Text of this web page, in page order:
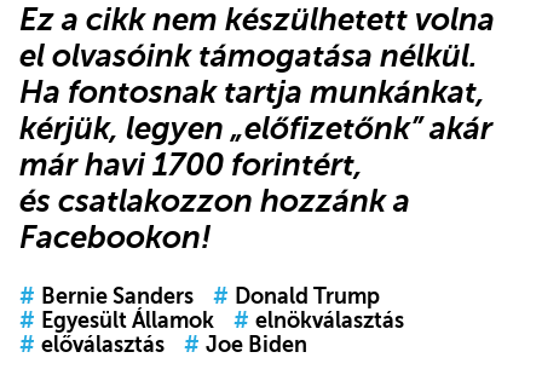
Ez a cikk nem készülhetett volna
el olvasóink támogatása nélkül.
Ha fontosnak tartja munkánkat,
kérjük, legyen „előfizetőnk”akár
már havi 1700 forintért,
és csatlakozzon hozzánk a
Facebookon!
# Bernie Sanders # Donald Trump
# Egyesült Államok # elnökválasztás
# előválasztás # Joe Biden